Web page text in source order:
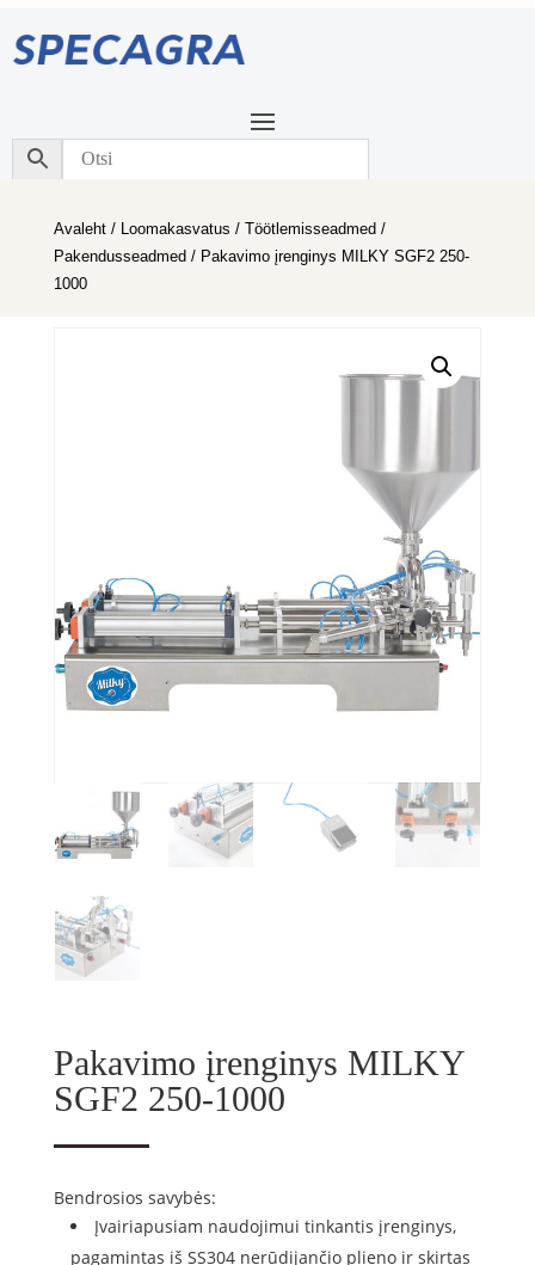
Avaleht/ Loomakasvatus / Töötlemisseadmed /
Pakendusseadmed / Pakavimo įrenginys MILKY SGF2 250-
1000
Pakavimo įrenginys MILKY
SGF2 250-1000
Bendrosios savybės:
Įvairiapusiam naudojimui tinkantis įrenginys,
pagamintas iš SS304 nerūdijančio plieno ir skirtas